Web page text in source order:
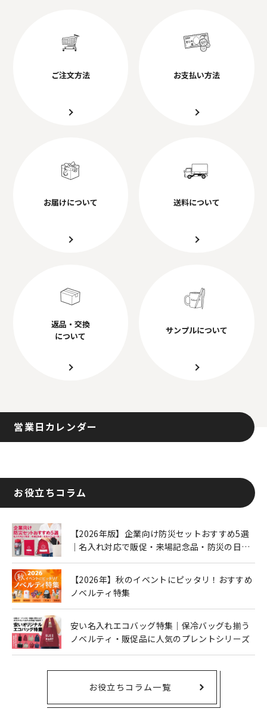
ご注文方法 お支払い方法
お届けについて 送料について
返品・交換
について
サンプルについて
営業日カレンダー
お役立ちコラム
【2026年版】企業向け防災セットおすすめ5選
｜名入れ対応で販促・来場記念品・防災の日に
【2026年】秋のイベントにピッタリ！おすすめ
ノベルティ特集
安い名入れエコバッグ特集｜保冷バッグも揃う
ノベルティ・販促品に人気のプレントシリーズ
お役立ちコラム一覧